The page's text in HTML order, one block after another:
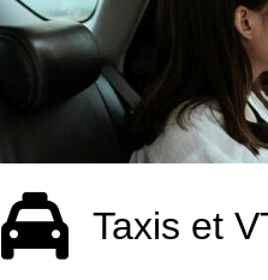
Taxis et